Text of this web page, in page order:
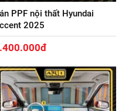
PPF nội thất Hyundai
2025